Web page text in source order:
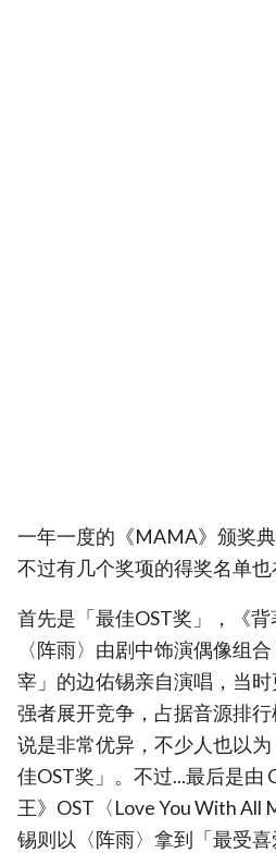
一年一度的《MAMA》颁奖
不过有几个奖项的得奖名单也
首先是「最佳OST奖」，《背
〈阵雨〉由剧中饰演偶像组
宰」的边佑锡亲自演唱，当
强者展开竞争，占据音源排
说是非常优异，不少人也以
佳OST奖」。不过...最后是由
王》OST〈Love You With All
锡则以〈阵雨〉拿到「最受喜